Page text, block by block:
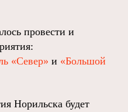
провести и
«Север» и «Большой
Норильска будет